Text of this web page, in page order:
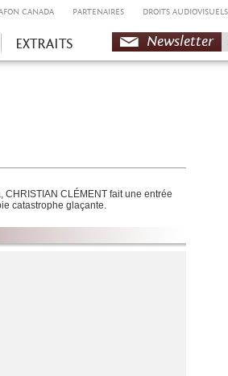
CANADA PARTENAIRES DROITS AUDIOVISUELS
EXTRAITS Newsletter
CLÉMENT fait une entrée
catastrophe glaçante.